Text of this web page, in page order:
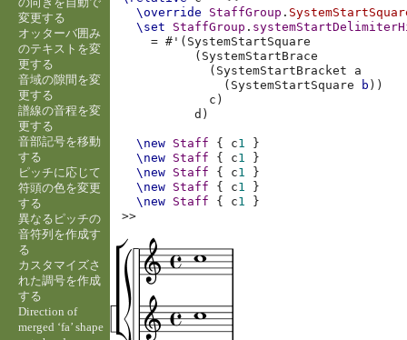
\override
StaffGroup .
\set
StaffGroup .
= # ' ( SystemStartSquare
( SystemStartBrace
( SystemStartBracket
a
( SystemStartSquare b ))
c )
d )
\new Staff { c1
}
\new Staff { c1
}
\new Staff { c1
}
\new Staff { c1
}
\new Staff { c1
}
>>
変更する
オッターバ囲み
のテキストを変
更する
音域の隙間を変
更する
譜線の音程を変
更する
音部記号を移動
する
ピッチに応じて
符頭の色を変更
する
異なるピッチの
音符列を作成す
る
カスタマイズさ
れた調号を作成
する
Direction of
merged ‘fa’ shape